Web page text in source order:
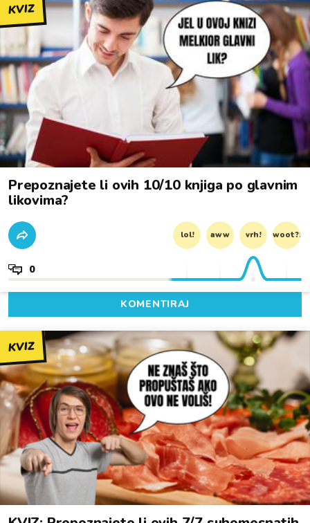
KVIZ
Prepoznajete li ovih 10/10 knjiga po glavnim
likovima?
lol! aww vrh! woot?!
0
KOMENTIRAJ
KVIZ